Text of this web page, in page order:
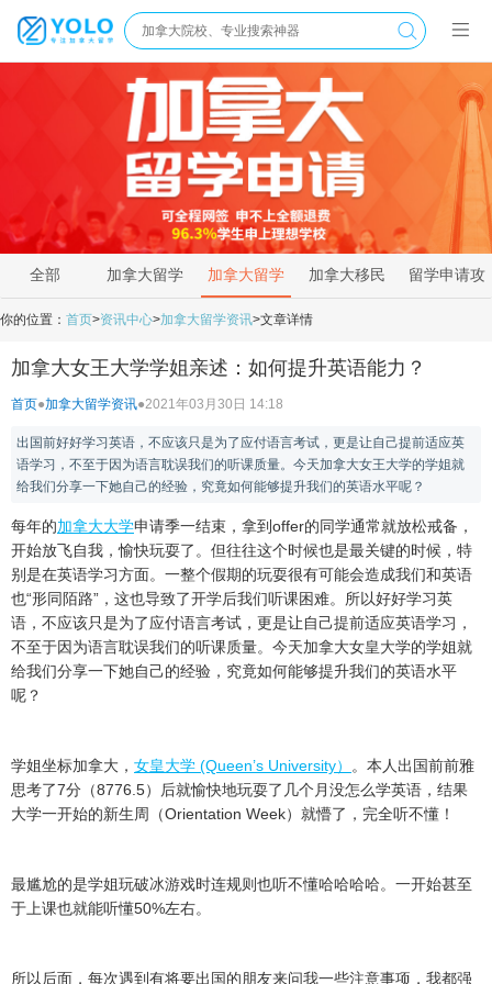
全部 加拿大留学
新闻
加拿大留学
资讯
加拿大移民 留学申请攻
你的位置： 首页>资讯中心>加拿大留学资讯>文章详情
加拿大女王大学学姐亲述：如何提升英语能力？
首页●加拿大留学资讯●2021年03月30日 14:18
出国前好好学习英语，不应该只是为了应付语言考试，更是让自己提前适应英
语学习，不至于因为语言耽误我们的听课质量。今天加拿大女王大学的学姐就
给我们分享一下她自己的经验，究竟如何能够提升我们的英语水平呢？
每年的加拿大大学申请季一结束，拿到offer的同学通常就放松戒备，
开始放飞自我，愉快玩耍了。但往往这个时候也是最关键的时候，特
别是在英语学习方面。一整个假期的玩耍很有可能会造成我们和英语
也“形同陌路”，这也导致了开学后我们听课困难。所以好好学习英
语，不应该只是为了应付语言考试，更是让自己提前适应英语学习，
不至于因为语言耽误我们的听课质量。今天加拿大女皇大学的学姐就
给我们分享一下她自己的经验，究竟如何能够提升我们的英语水平
呢？
学姐坐标加拿大， 女皇大学 (Queen’s University） 。本人出国前前雅
思考了7分（8776.5）后就愉快地玩耍了几个月没怎么学英语，结果
大学一开始的新生周（Orientation Week）就懵了，完全听不懂！
最尴尬的是学姐玩破冰游戏时连规则也听不懂哈哈哈哈。一开始甚至
于上课也就能听懂50%左右。
所以后面，每次遇到有将要出国的朋友来问我一些注意事项，我都强